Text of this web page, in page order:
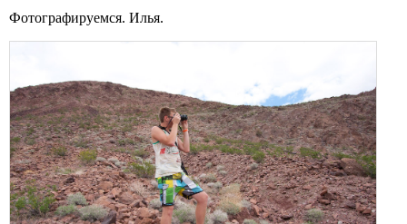
Фотографируемся. Илья.